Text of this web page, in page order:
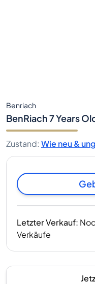
Benriach
BenRiach 7 Years
Zustand: Wie neu &
Letzter Verkauf:
Verkäufe